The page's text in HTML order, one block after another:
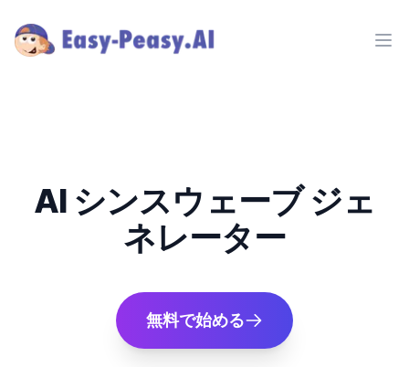
AI シンスウェーブ ジェ
ネレーター
無料で始める